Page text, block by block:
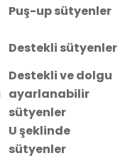
Puş-up sütyenler
Destekli sütyenler
Destekli ve dolgu
ayarlanabilir
sütyenler
U şeklinde
sütyenler